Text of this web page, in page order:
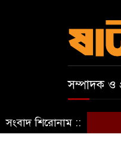
সম্পাদক ও
আবুল কাসেম
সংবাদ শিরোনাম ::